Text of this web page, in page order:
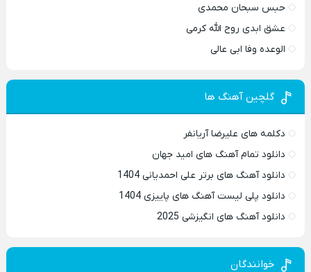
حبس سبحان محمدی
عشق ابدی روح الله کرمی
الوعده وفا ابی عالی
گلچین آهنگ ها
دکلمه های علیرضا آریانفر
دانلود تمام آهنگ های امید جهان
دانلود آهنگ های برتر علی احمدیانی 1404
دانلود پلی لیست آهنگ های پاییزی 1404
دانلود آهنگ های انگیزشی 2025
خوانندگان